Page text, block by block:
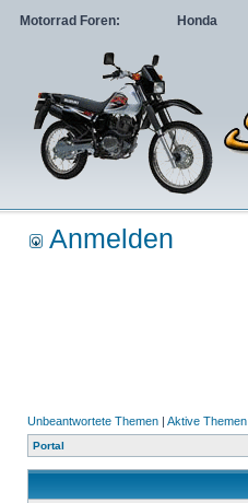
Motorrad Foren: Honda
Anmelden
Unbeantwortete Themen | Aktive Themen
Portal